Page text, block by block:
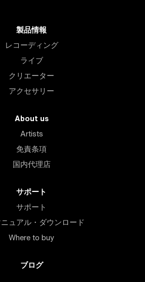
製品情報
レコーディング
ライブ
クリエーター
アクセサリー
About us
Artists
免責条項
国内代理店
サポート
サポート
ュアル・ダウンロード
Where to buy
ブログ